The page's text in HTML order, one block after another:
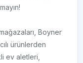
Boyner
ürünlerden
ev aletleri,